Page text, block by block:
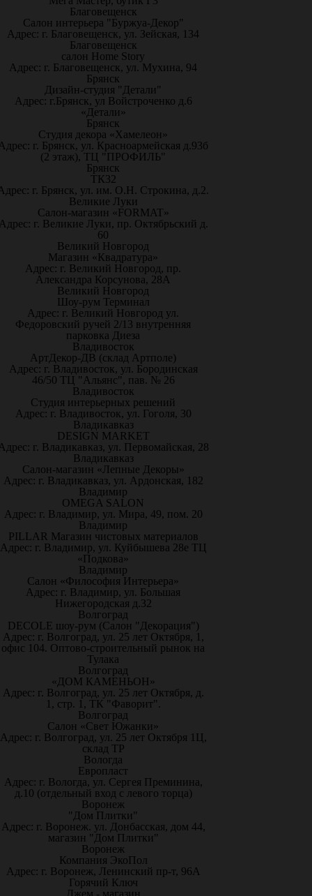
Благовещенск
Салон интерьера "Буржуа-Декор"
Адрес: г. Благовещенск, ул. Зейская, 134
Благовещенск
салон Home Story
Адрес: г. Благовещенск, ул. Мухина, 94
Брянск
Дизайн-студия "Детали"
Адрес: г.Брянск, ул Войстроченко д.6
«Детали»
Брянск
Студия декора «Хамелеон»
г. Брянск, ул. Красноармейская д.93б
(2 этаж), ТЦ "ПРОФИЛЬ"
Брянск
ТК32
г. Брянск, ул. им. О.Н. Строкина, д.2.
Великие Луки
Салон-магазин «FORMAT»
г. Великие Луки, пр. Октябрьский д.
60
Великий Новгород
Магазин «Квадратура»
Адрес: г. Великий Новгород, пр.
Александра Корсунова, 28А
Великий Новгород
Шоу-рум Терминал
Адрес: г. Великий Новгород ул.
Федоровский ручей 2/13 внутренняя
парковка Диеза
Владивосток
АртДекор-ДВ (склад Артполе)
Адрес: г. Владивосток, ул. Бородинская
46/50 ТЦ "Альянс", пав. № 26
Владивосток
Студия интерьерных решений
Адрес: г. Владивосток, ул. Гоголя, 30
Владикавказ
DESIGN MARKET
г. Владикавказ, ул. Первомайская, 28
Владикавказ
Салон-магазин «Лепные Декоры»
Адрес: г. Владикавказ, ул. Ардонская, 182
Владимир
OMEGA SALON
Адрес: г. Владимир, ул. Мира, 49, пом. 20
Владимир
PILLAR Магазин чистовых материалов
Адрес: г. Владимир, ул. Куйбышева 28е ТЦ
«Подкова»
Владимир
Салон «Философия Интерьера»
Адрес: г. Владимир, ул. Большая
Нижегородская д.32
Волгоград
DECOLE шоу-рум (Салон "Декорация")
Адрес: г. Волгоград, ул. 25 лет Октября, 1,
офис 104. Оптово-строительный рынок на
Тулака
Волгоград
«ДОМ КАМЕНЬОН»
Адрес: г. Волгоград, ул. 25 лет Октября, д.
1, стр. 1, ТК "Фаворит".
Волгоград
Салон «Свет Южанки»
Адрес: г. Волгоград, ул. 25 лет Октября 1Ц,
склад ТР
Вологда
Европласт
Адрес: г. Вологда, ул. Сергея Преминина,
д.10 (отдельный вход с левого торца)
Воронеж
"Дом Плитки"
Адрес: г. Воронеж. ул. Донбасская, дом 44,
магазин "Дом Плитки"
Воронеж
Компания ЭкоПол
Адрес: г. Воронеж, Ленинский пр-т, 96А
Горячий Ключ
Джем - магазин